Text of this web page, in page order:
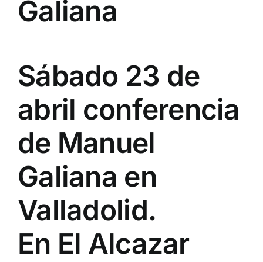
Galiana
Sábado 23 de
abril conferencia
de Manuel
Galiana en
Valladolid.
En El Alcazar